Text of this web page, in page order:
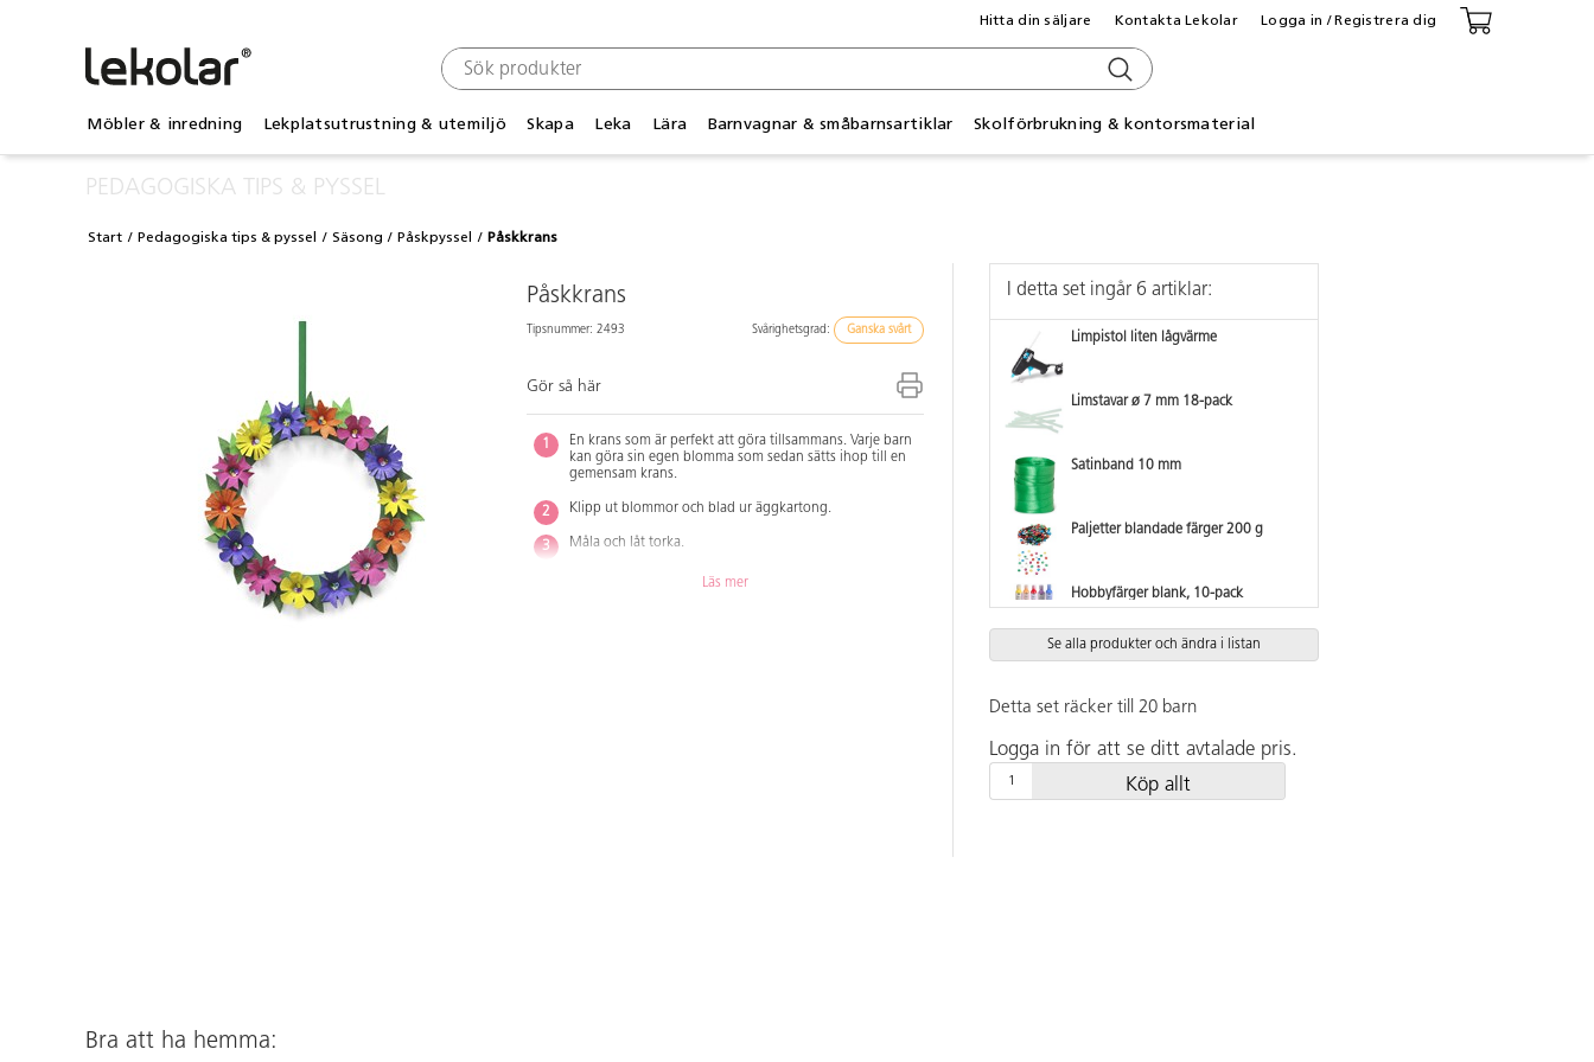
Möbler & inredning Lekplatsutrustning & utemiljö Skapa Leka Lära Barnvagnar & småbarnsartiklar Skolförbrukning & kontorsmaterial
Hitta din säljare Kontakta Lekolar Logga in / Registrera dig
PEDAGOGISKA TIPS & PYSSEL
Start Pedagogiska tips & pyssel Säsong Påskpyssel Påskkrans
Påskkrans
Tipsnummer: 2493 Svårighetsgrad: Ganska svårt
Gör så här
En krans som är perfekt att göra tillsammans. Varje barn
kan göra sin egen blomma som sedan sätts ihop till en
gemensam krans.
Klipp ut blommor och blad ur äggkartong.
Måla och låt torka.
Limma därefter paljetter i blommornas mitt.
Läs mer
I detta set ingår 6 artiklar:
Limpistol liten lågvärme
Limstavar ø 7 mm 18-pack
Satinband 10 mm
Paljetter blandade färger 200 g
Hobbyfärger blank, 10-pack
Se alla produkter och ändra i listan
Detta set räcker till 20 barn
Logga in för att se ditt avtalade pris.
Köp allt
Bra att ha hemma: